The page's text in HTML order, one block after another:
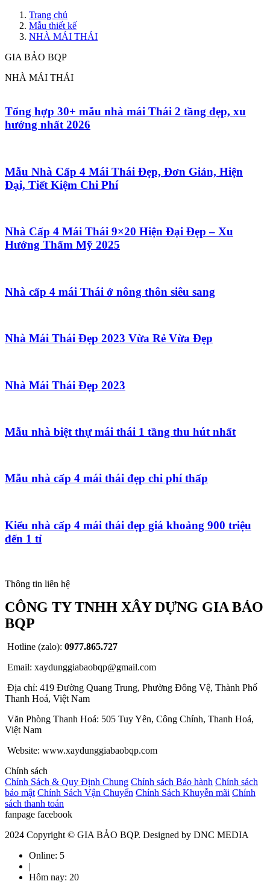
Trang chủ
Mẫu thiết kế
NHÀ MÁI THÁI
GIA BẢO BQP
NHÀ MÁI THÁI
Tổng hợp 30+ mẫu nhà mái Thái 2 tầng đẹp, xu
hướng nhất 2026
Mẫu Nhà Cấp 4 Mái Thái Đẹp, Đơn Giản, Hiện
Đại, Tiết Kiệm Chi Phí
Nhà Cấp 4 Mái Thái 9×20 Hiện Đại Đẹp – Xu
Hướng Thẩm Mỹ 2025
Nhà cấp 4 mái Thái ở nông thôn siêu sang
Nhà Mái Thái Đẹp 2023 Vừa Rẻ Vừa Đẹp
Nhà Mái Thái Đẹp 2023
Mẫu nhà biệt thự mái thái 1 tầng thu hút nhất
Mẫu nhà cấp 4 mái thái đẹp chi phí thấp
Kiểu nhà cấp 4 mái thái đẹp giá khoảng 900 triệu
đến 1 tỉ
Thông tin liên hệ
CÔNG TY TNHH XÂY DỰNG GIA BẢO
BQP
Hotline (zalo): 0977.865.727
Email: xaydunggiabaobqp@gmail.com
Địa chỉ: 419 Đường Quang Trung, Phường Đông Vệ, Thành Phố
Thanh Hoá, Việt Nam
Văn Phòng Thanh Hoá: 505 Tuy Yên, Công Chính, Thanh Hoá,
Việt Nam
Website: www.xaydunggiabaobqp.com
Chính sách
Chính Sách & Quy Định Chung Chính sách Bảo hành Chính sách
bảo mật Chính Sách Vận Chuyển Chính Sách Khuyễn mãi Chính
sách thanh toán
fanpage facebook
2024 Copyright © GIA BẢO BQP. Designed by DNC MEDIA
Online: 5
|
Hôm nay: 20